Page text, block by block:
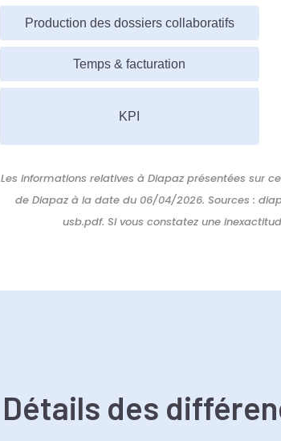
Production des dossiers collaboratifs
Temps & facturation
KPI
Les informations relatives à Diapaz présentées sur
de Diapaz à la date du 06/04/2026. Sources :
usb.pdf. Si vous constatez une
Détails des